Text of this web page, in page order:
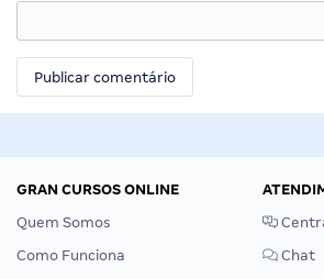
GRAN CURSOS ONLINE
Quem Somos
Como Funciona
Chat